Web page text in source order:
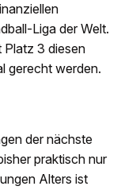
Liga der Welt.
Platz 3 diesen
gerecht werden.
der nächste
praktisch nur
Alters ist